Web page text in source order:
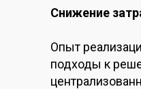
Снижение
Опыт
подходы к